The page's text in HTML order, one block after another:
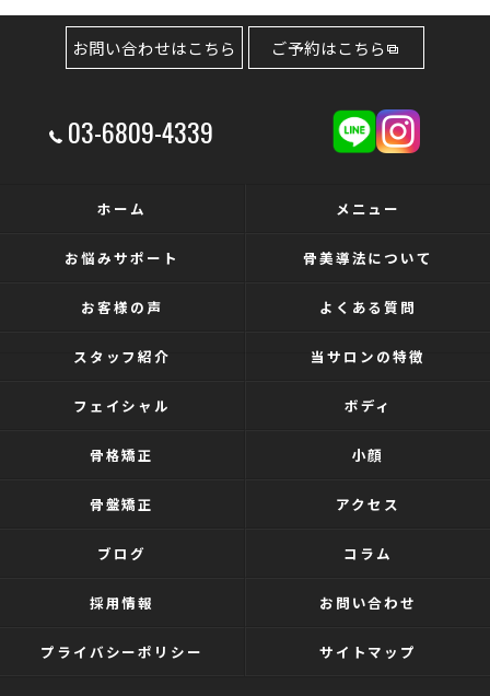
03-6809-4339
お問い合わせはこちら ご予約はこちら
ホーム メニュー
お悩みサポート 骨美導法について
お客様の声 よくある質問
スタッフ紹介 当サロンの特徴
フェイシャル ボディ
骨格矯正 小顔
骨盤矯正 アクセス
ブログ コラム
採用情報 お問い合わせ
プライバシーポリシー サイトマップ